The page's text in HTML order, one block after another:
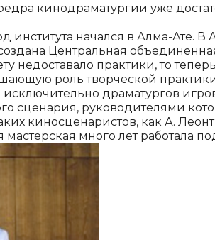
кинодраматур­гии уже
института начался в Алма-
Центральная
недоставало практики, то
роль творческой
драматур­гов
сценария, руководителя­ми
киносценаристов, как А.
много лет ра­ботала